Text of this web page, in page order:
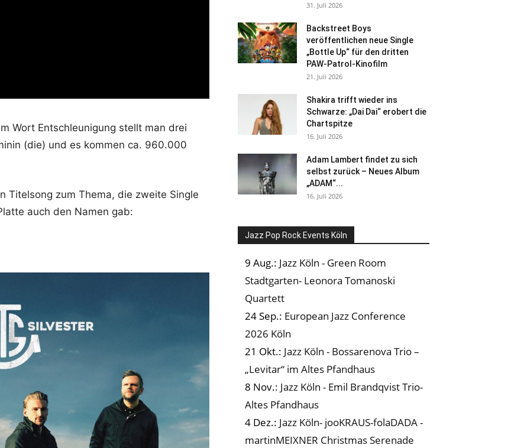
Wort Entschleunigung stellt man drei
(die) und es kommen ca. 960.000
Titelsong zum Thema, die zweite Single
auch den Namen gab:
31. Juli 2026
Backstreet Boys
veröffentlichen neue Single
„Bottle Up“ für den dritten
PAW-Patrol-Kinofilm
21. Juli 2026
Shakira trifft wieder ins
Schwarze: „Dai Dai“ erobert die
Chartspitze
16. Juli 2026
Adam Lambert findet zu sich
selbst zurück – Neues Album
„ADAM“...
16. Juli 2026
Jazz Pop Rock Events Köln
9 Aug.: Jazz Köln - Green Room
Stadtgarten- Leonora Tomanoski
Quartett
24 Sep.: European Jazz Conference
2026 Köln
21 Okt.: Jazz Köln - Bossarenova Trio –
„Levitar“ im Altes Pfandhaus
8 Nov.: Jazz Köln - Emil Brandqvist Trio-
Altes Pfandhaus
4 Dez.: Jazz Köln- jooKRAUS-folaDADA -
martinMEIXNER Christmas Serenade